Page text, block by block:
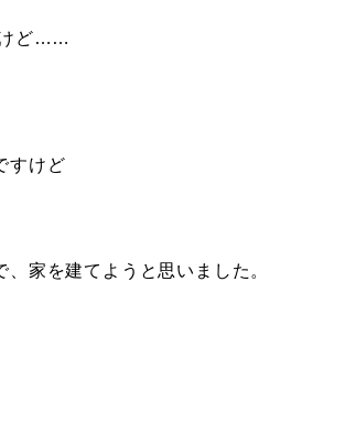
けど……
すけど
家を建てようと思いました。